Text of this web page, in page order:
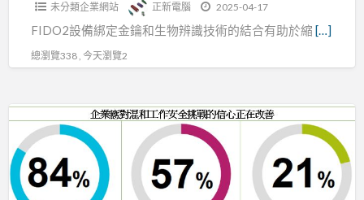
MFA|
技
術|NFC
相
結
未分類企業網站 正新電腦 2025-04-17
FIDO2設備綁定金鑰和生物辨識技術的結合有助於縮 […]
總瀏覽338 , 今天瀏覽2
管
理